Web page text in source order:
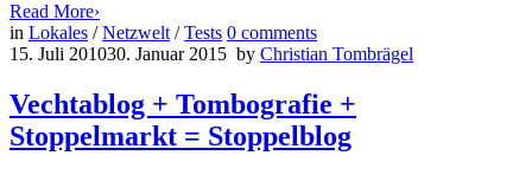
Read More›
in Lokales /Netzwelt /Tests 0 comments
15. Juli 201030. Januar 2015 by Christian Tombrägel
Vechtablog + Tombografie +
Stoppelmarkt = Stoppelblog